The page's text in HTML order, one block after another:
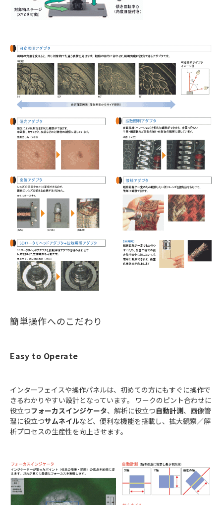
簡単操作へのこだわり
Easy to Operate
インターフェイスや操作パネルは、初めての方にもすぐに操作で
きるわかりやすい設計となっています。 ワークのピント合わせに
役立つフォーカスインジケータ、解析に役立つ自動計測、画像管
理に役立つサムネイルなど、便利な機能を搭載し、拡大観察／解
析プロセスの生産性を向上させます。